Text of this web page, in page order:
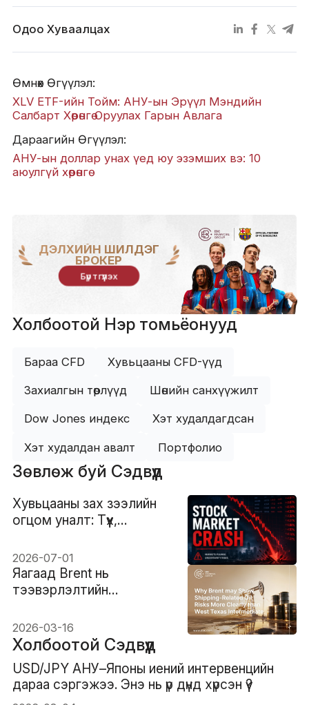
Одоо Хуваалцах
Өмнөх Өгүүлэл:
XLV ETF-ийн Тойм: АНУ-ын Эрүүл Мэндийн
Салбарт Хөрөнгө Оруулах Гарын Авлага
Дараагийн Өгүүлэл:
АНУ-ын доллар унах үед юу эзэмших вэ: 10
аюулгүй хөрөнгө
ДЭЛХИЙН ШИЛДЭГ
БРОКЕР
Бүртгүүлэх
Холбоотой Нэр томьёонууд
Бараа CFD Хувьцааны CFD-үүд
Захиалгын төрлүүд Шөнийн санхүүжилт
Dow Jones индекс Хэт худалдагдсан
Хэт худалдан авалт Портфолио
Зөвлөж буй Сэдвүүд
Хувьцааны зах зээлийн
огцом уналт: Түүх,
бэлдэх
2026-07-01
Яагаад Brent нь
тээвэрлэлтийн
эрсдэлийг West Texas
Intermediate (WTI)-ээс
илүү тодорхой харуулж
болох вэ
2026-03-16
Холбоотой Сэдвүүд
USD/JPY АНУ–Японы иений интервенцийн
дараа сэргэжээ. Энэ нь үр дүнд хүрсэн үү?